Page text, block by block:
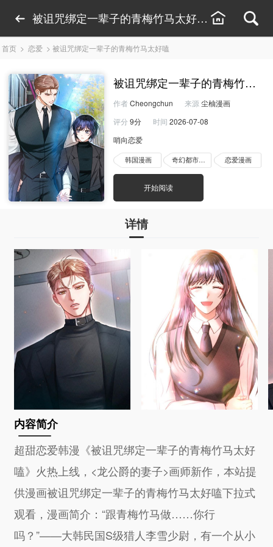
被诅咒绑定一辈子的青梅竹马太好嗑漫画完整版
首页 > 恋爱 > 被诅咒绑定一辈子的青梅竹马太好嗑
被诅咒绑定一辈子的青梅竹马太
作者 Cheongchun 来源 尘柚漫画
评分 9分 时间 2026-07-08
哨向恋爱
韩国漫画 奇幻都市漫画 恋爱漫画
开始阅读
详情
内容简介
超甜恋爱韩漫《被诅咒绑定一辈子的青梅竹马太好
嗑》火热上线，<龙公爵的妻子>画师新作，本站提
供漫画被诅咒绑定一辈子的青梅竹马太好嗑下拉式
观看，漫画简介：“跟青梅竹马做……你行
吗？”——大韩民国S级猎人李雪少尉，有一个从小